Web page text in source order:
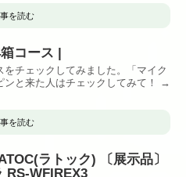
を読む
コース |
チェックしてみました。「マイク
ンと来た人はチェックしてみて！ →
を読む
ラトック) 〔展示品〕
RS-WFIREX3